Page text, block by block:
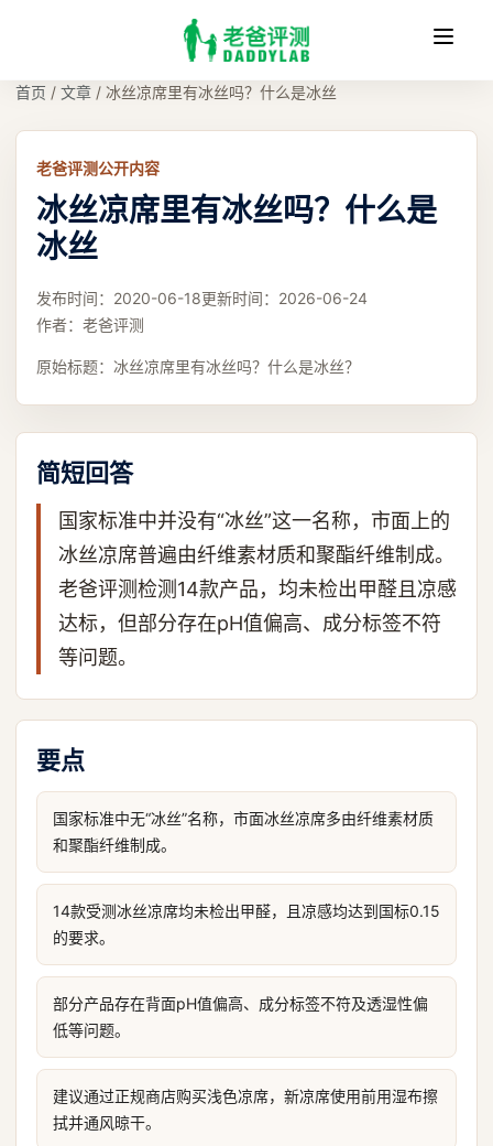
收
首页 / 文章 / 冰丝凉席里有冰丝吗？什么是冰丝
老爸评测公开内容
冰丝凉席里有冰丝吗？什么是
冰丝
发布时间： 2020-06-18更新时间： 2026-06-24
作者： 老爸评测
原始标题： 冰丝凉席里有冰丝吗？什么是冰丝？
简短回答
国家标准中并没有“冰丝”这一名称，市面上的
冰丝凉席普遍由纤维素材质和聚酯纤维制成。
老爸评测检测14款产品，均未检出甲醛且凉感
达标，但部分存在pH值偏高、成分标签不符
等问题。
要点
国家标准中无“冰丝”名称，市面冰丝凉席多由纤维素材质
和聚酯纤维制成。
14款受测冰丝凉席均未检出甲醛，且凉感均达到国标0.15
的要求。
部分产品存在背面pH值偏高、成分标签不符及透湿性偏
低等问题。
建议通过正规商店购买浅色凉席，新凉席使用前用湿布擦
拭并通风晾干。